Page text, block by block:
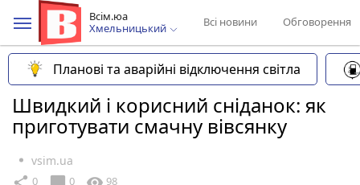
Всім.юа
Хмельницький
Всі новини Обговорення
Планові та аварійні відключення світла
Швидкий і корисний сніданок: як
приготувати смачну вівсянку
vsim.ua
0 0 98